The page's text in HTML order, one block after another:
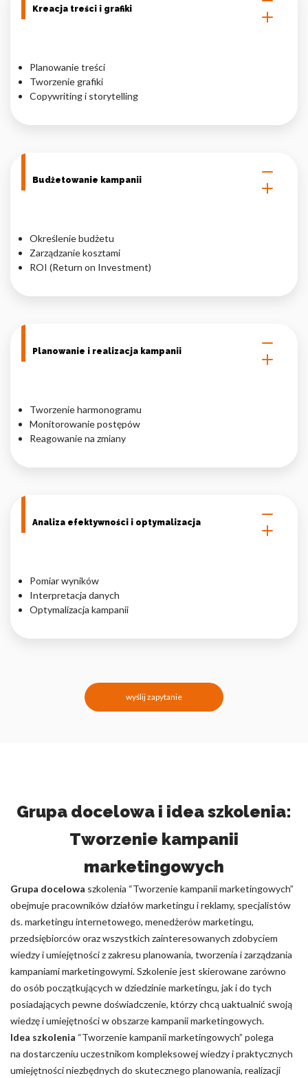
Kreacja treści i grafiki
Planowanie treści
Tworzenie grafiki
Copywriting i storytelling
Budżetowanie kampanii
Określenie budżetu
Zarządzanie kosztami
ROI (Return on Investment)
Planowanie i realizacja kampanii
Tworzenie harmonogramu
Monitorowanie postępów
Reagowanie na zmiany
Analiza efektywności i optymalizacja
Pomiar wyników
Interpretacja danych
Optymalizacja kampanii
wyślij zapytanie
Grupa docelowa i idea szkolenia:
Tworzenie kampanii
marketingowych
Grupa docelowa szkolenia “Tworzenie kampanii marketingowych”
obejmuje pracowników działów marketingu i reklamy, specjalistów
ds. marketingu internetowego, menedżerów marketingu,
przedsiębiorców oraz wszystkich zainteresowanych zdobyciem
wiedzy i umiejętności z zakresu planowania, tworzenia i zarządzania
kampaniami marketingowymi. Szkolenie jest skierowane zarówno
do osób początkujących w dziedzinie marketingu, jak i do tych
posiadających pewne doświadczenie, którzy chcą uaktualnić swoją
wiedzę i umiejętności w obszarze kampanii marketingowych.
Idea szkolenia “Tworzenie kampanii marketingowych” polega
na dostarczeniu uczestnikom kompleksowej wiedzy i praktycznych
umiejętności niezbędnych do skutecznego planowania, realizacji